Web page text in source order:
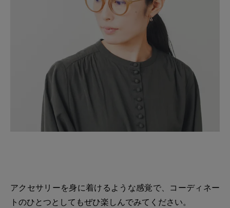
アクセサリーを身に着けるような感覚で、コーディネー
トのひとつとしてもぜひ楽しんでみてください。